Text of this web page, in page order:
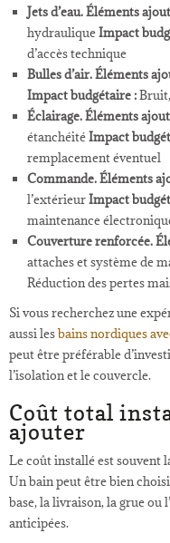
Jets d’eau.Éléments
hydrauliqueImpact
d’accès technique
Bulles d’air.Éléments
Impact budgétaire :
Éclairage.Éléments
étanchéitéImpact
remplacement éventuel
Commande.Éléments
l’extérieurImpact
maintenance
Couverture renforcée.
attaches et système de
Réduction des pertes
Si vous recherchez une
aussi lesbains nordiques
peut être préférable
l’isolation et le couvercle.
Coût total
ajouter
Le coût installé est souvent
Un bain peut être bien
base, la livraison, la grue ou
anticipées.